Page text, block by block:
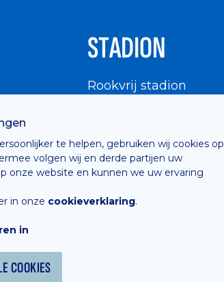
te helpen, gebruiken wij cookies op
volgen wij en derde partijen uw
onze website en kunnen we uw ervaring
in onze cookieverklaring.
in
COOKIES
STADION
Rookvrij stadion